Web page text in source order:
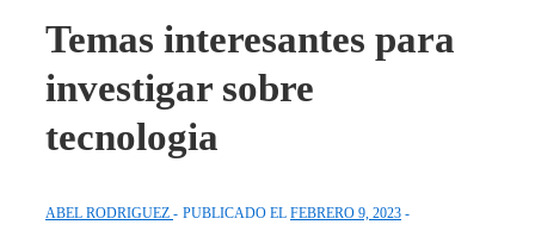
Temas interesantes para
investigar sobre
tecnologia
ABEL RODRIGUEZ PUBLICADO EL FEBRERO 9, 2023